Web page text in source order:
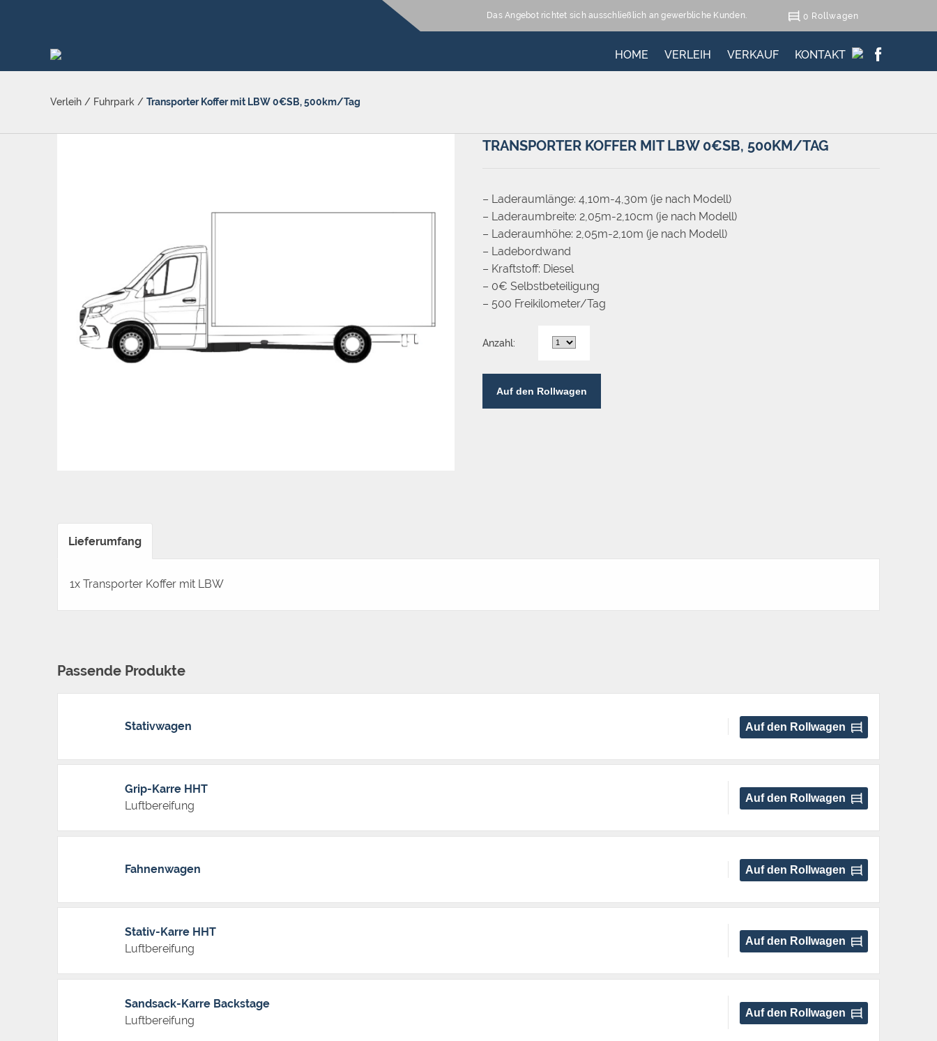
0 Rollwagen
Das Angebot richtet sich ausschließlich an gewerbliche Kunden.
HOME VERLEIH VERKAUF KONTAKT
Verleih / Fuhrpark / Transporter Koffer mit LBW 0€SB, 500km/Tag
TRANSPORTER KOFFER MIT LBW 0€SB, 500KM/TAG
– Laderaumlänge: 4,10m-4,30m (je nach Modell)
– Laderaumbreite: 2,05m-2,10cm (je nach Modell)
– Laderaumhöhe: 2,05m-2,10m (je nach Modell)
– Ladebordwand
– Kraftstoff: Diesel
– 0€ Selbstbeteiligung
– 500 Freikilometer/Tag
Anzahl:
Auf den Rollwagen
Lieferumfang
1x Transporter Koffer mit LBW
Passende Produkte
Stativwagen Auf den Rollwagen
Grip-Karre HHT
Luftbereifung
Auf den Rollwagen
Fahnenwagen Auf den Rollwagen
Stativ-Karre HHT
Luftbereifung
Auf den Rollwagen
Sandsack-Karre Backstage
Luftbereifung
Auf den Rollwagen